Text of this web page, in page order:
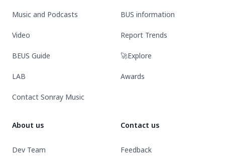
Music and Podcasts
Video
BEUS Guide
LAB
Contact Sonray Music
BUS information
Report Trends
🚀Explore
Awards
About us
Dev Team
Contact us
Feedback